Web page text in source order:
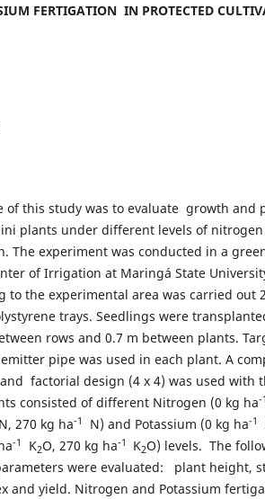
FERTIGATION IN PROTECTED
of this study was to evaluate growth and
plants under different levels of
The experiment was conducted in a
of Irrigation at Maringá State
to the experimental area was carried out
trays. Seedlings were
rows and 0.7 m between plants.
pipe was used in each plant. A
factorial design (4 x 4) was used with
consisted of different Nitrogen (0 kg ha-1
N, 270 kg ha-1 N) and Potassium (0 kg ha-1
-1 K2O, 270 kg ha-1 K2O) levels. The
were evaluated: plant height,
and yield. Nitrogen and Potassium